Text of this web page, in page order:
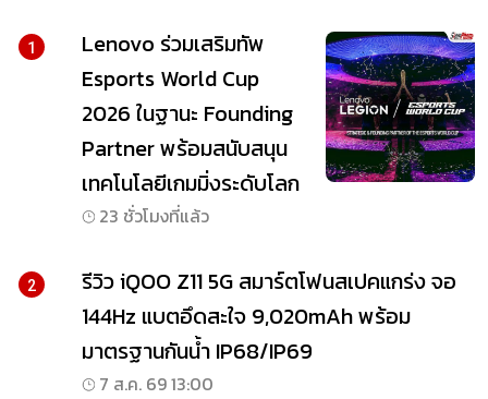
1
Lenovo ร่วมเสริมทัพ
Esports World Cup
2026 ในฐานะ Founding
Partner พร้อมสนับสนุน
เทคโนโลยีเกมมิ่งระดับโลก
23 ชั่วโมงที่แล้ว
2
รีวิว iQOO Z11 5G สมาร์ตโฟนสเปคแกร่ง จอ
144Hz แบตอึดสะใจ 9,020mAh พร้อม
มาตรฐานกันน้ำ IP68/IP69
7 ส.ค. 69 13:00